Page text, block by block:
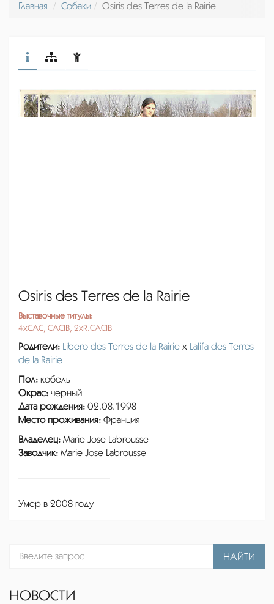
Главная Собаки Osiris des Terres de la Rairie
Osiris des Terres de la Rairie
Выставочные титулы:
4xCAC, CACIB, 2xR.CACIB
Родители: Libero des Terres de la Rairie x Lalifa des Terres
de la Rairie
Пол: кобель
Окрас: черный
Дата рождения: 02.08.1998
Место проживания: Франция
Владелец: Marie Jose Labrousse
Заводчик: Marie Jose Labrousse
Умер в 2008 году
НАЙТИ
НОВОСТИ